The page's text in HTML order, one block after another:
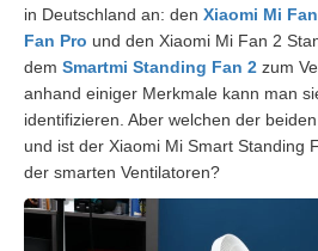
in Deutschland an: den Xiaomi Mi
Fan Pro und den Xiaomi Mi Fan 2
dem Smartmi Standing Fan 2 zum
anhand einiger Merkmale kann man
identifizieren. Aber welchen der
und ist der Xiaomi Mi Smart Standing
der smarten Ventilatoren?